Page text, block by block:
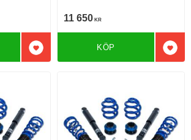
Lägg till i favoriter
11 650 KR
KÖP